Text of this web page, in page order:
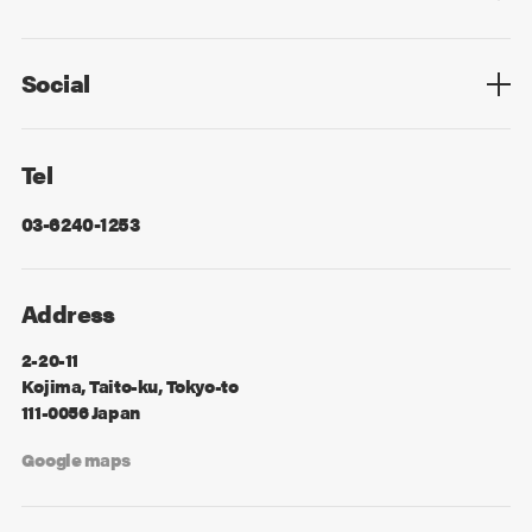
Social
Tel
03-6240-1253
Address
2-20-11
Kojima, Taito-ku, Tokyo-to
111-0056 Japan
Google maps